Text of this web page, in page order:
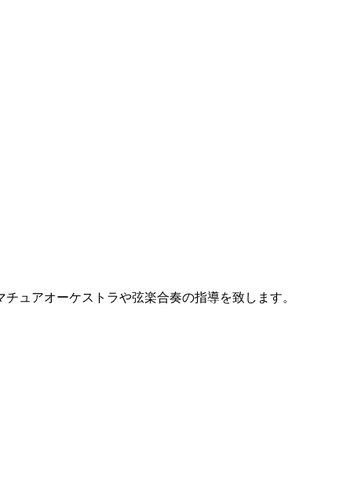
ュアオーケストラや弦楽合奏の指導を致します。